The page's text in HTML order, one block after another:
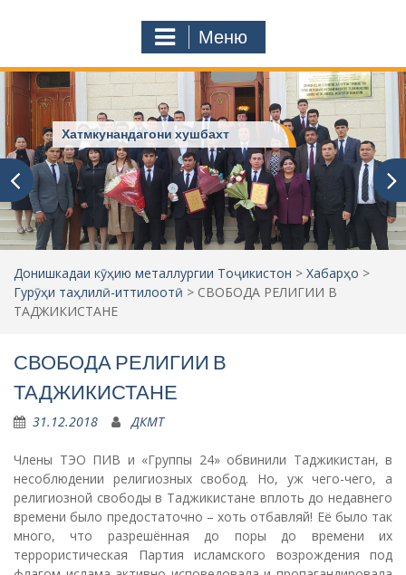
ӯ
и
:
Меню
Хатмкунандагони хушбахт
Донишкадаи кӯҳию металлургии Тоҷикистон > Хабарҳо >
Гурӯҳи таҳлилӣ-иттилоотӣ > СВОБОДА РЕЛИГИИ В
ТАДЖИКИСТАНЕ
СВОБОДА РЕЛИГИИ В
ТАДЖИКИСТАНЕ
31.12.2018 ДКМТ
Члены ТЭО ПИВ и «Группы 24» обвинили Таджикистан, в
несоблюдении религиозных свобод. Но, уж чего-чего, а
религиозной свободы в Таджикистане вплоть до недавнего
времени было предостаточно – хоть отбавляй! Её было так
много, что разрешённая до поры до времени их
террористическая Партия исламского возрождения под